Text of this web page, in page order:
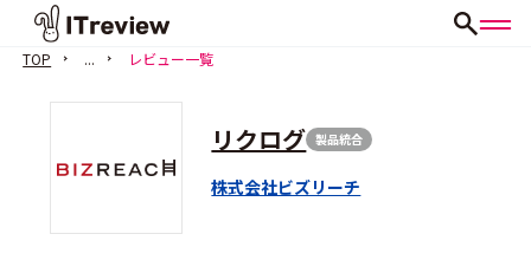
TOP ... レビュー一覧
リクログ 製品統合
株式会社ビズリーチ